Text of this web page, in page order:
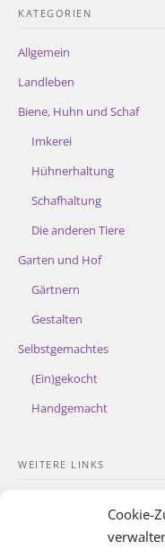
Cookie-
KATEGORIEN
Allgemein
Landleben
Biene, Huhn und Schaf
Imkerei
Hühnerhaltung
Schafhaltung
Die anderen Tiere
Garten und Hof
Gärtnern
Gestalten
Selbstgemachtes
(Ein)gekocht
Handgemacht
WEITERE LINKS